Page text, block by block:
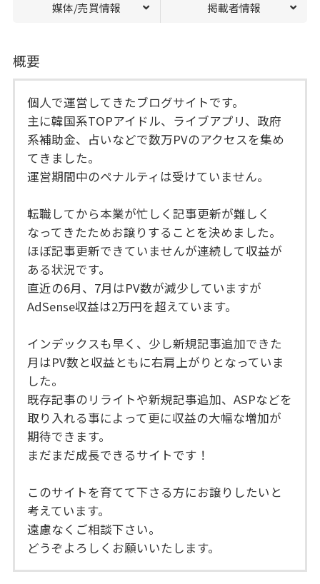
媒体/売買情報 掲載者情報
概要
個人で運営してきたブログサイトです。
主に韓国系TOPアイドル、ライブアプリ、政府
系補助金、占いなどで数万PVのアクセスを集め
てきました。
運営期間中のペナルティは受けていません。
転職してから本業が忙しく記事更新が難しく
なってきたためお譲りすることを決めました。
ほぼ記事更新できていませんが連続して収益が
ある状況です。
直近の6月、7月はPV数が減少していますが
AdSense収益は2万円を超えています。
インデックスも早く、少し新規記事追加できた
月はPV数と収益ともに右肩上がりとなっていま
した。
既存記事のリライトや新規記事追加、ASPなどを
取り入れる事によって更に収益の大幅な増加が
期待できます。
まだまだ成長できるサイトです！
このサイトを育てて下さる方にお譲りしたいと
考えています。
遠慮なくご相談下さい。
どうぞよろしくお願いいたします。